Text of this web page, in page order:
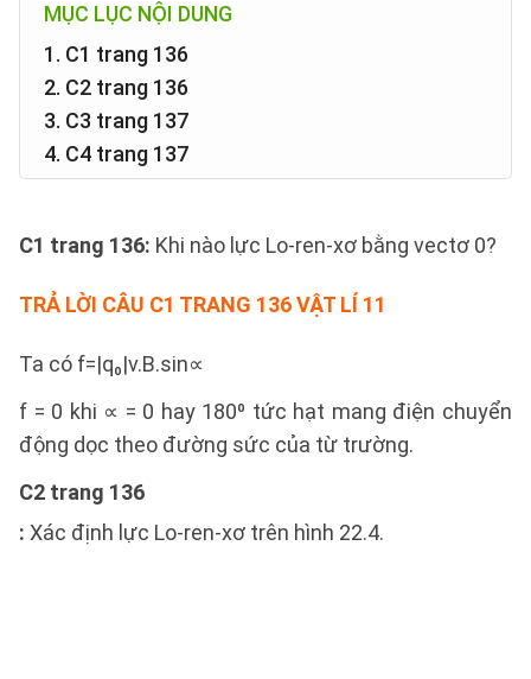
MỤC LỤC NỘI DUNG
1. C1 trang 136
2. C2 trang 136
3. C3 trang 137
4. C4 trang 137
C1 trang 136: Khi nào lực Lo-ren-xơ bằng vectơ 0?
TRẢ LỜI CÂU C1 TRANG 136 VẬT LÍ 11
Ta có f=|q₀|v.B.sin∝
f = 0 khi ∝ = 0 hay 180⁰ tức hạt mang điện chuyển
động dọc theo đường sức của từ trường.
C2 trang 136
: Xác định lực Lo-ren-xơ trên hình 22.4.